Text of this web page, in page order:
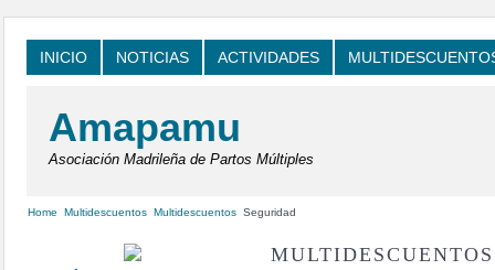
INICIO NOTICIAS ACTIVIDADES
Amapamu
Asociación Madrileña de Partos Múltiples
Home Multidescuentos Multidescuentos Seguridad
MULTIDESCUENTOS